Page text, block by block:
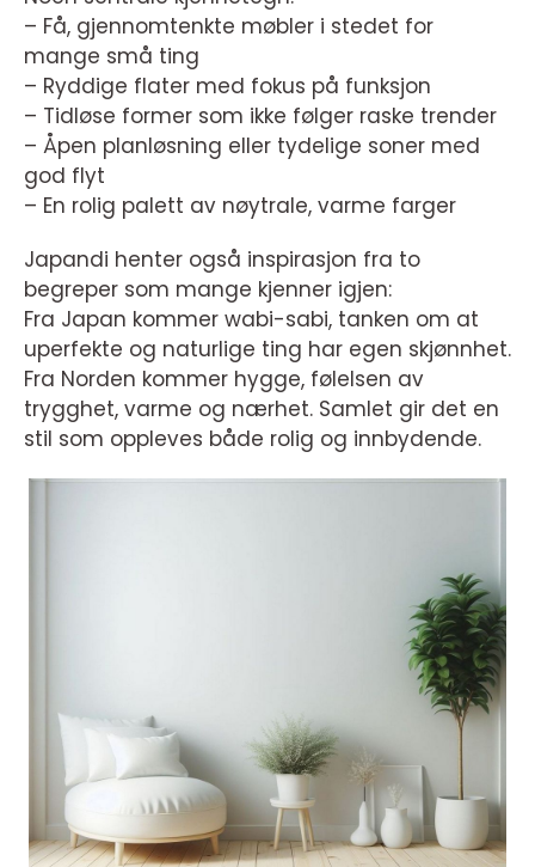
– Få, gjennomtenkte møbler i stedet for
mange små ting
– Ryddige flater med fokus på funksjon
– Tidløse former som ikke følger raske trender
– Åpen planløsning eller tydelige soner med
god flyt
– En rolig palett av nøytrale, varme farger
Japandi henter også inspirasjon fra to
begreper som mange kjenner igjen:
Fra Japan kommer wabi-sabi, tanken om at
uperfekte og naturlige ting har egen skjønnhet.
Fra Norden kommer hygge, følelsen av
trygghet, varme og nærhet. Samlet gir det en
stil som oppleves både rolig og innbydende.